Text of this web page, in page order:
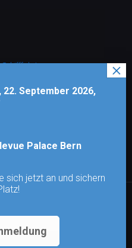
Schifffahrt
vorbehalten |
22. September 2026,
Palace Bern
sich jetzt an und sichern